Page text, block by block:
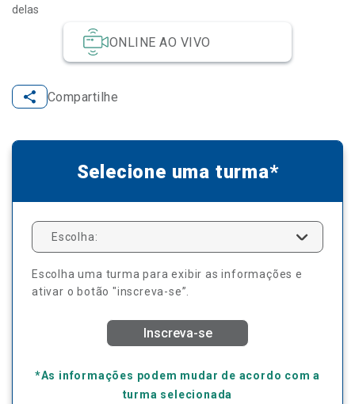
ONLINE AO VIVO
delas
Compartilhe
Selecione uma turma*
Escolha:
Escolha uma turma para exibir as informações e
ativar o botão "inscreva-se”.
Inscreva-se
*As informações podem mudar de acordo com a
turma selecionada